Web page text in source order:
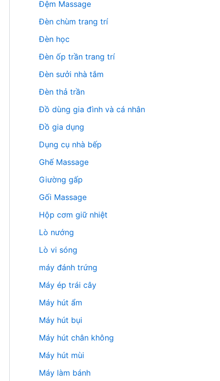
Đệm Massage
Đèn chùm trang trí
Đèn học
Đèn ốp trần trang trí
Đèn sưởi nhà tắm
Đèn thả trần
Đồ dùng gia đình và cá nhân
Đồ gia dụng
Dụng cụ nhà bếp
Ghế Massage
Giường gấp
Gối Massage
Hộp cơm giữ nhiệt
Lò nướng
Lò vi sóng
máy đánh trứng
Máy ép trái cây
Máy hút ẩm
Máy hút bụi
Máy hút chân không
Máy hút mùi
Máy làm bánh